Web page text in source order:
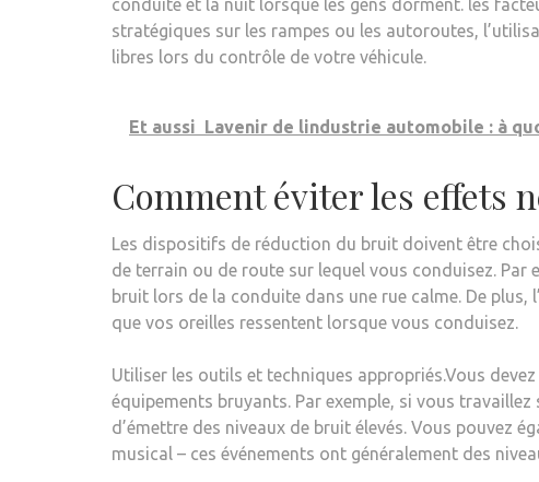
conduite et la nuit lorsque les gens dorment. les
stratégiques sur les rampes ou les autoroutes,
libres lors du contrôle de votre véhicule.
Et aussi Lavenir de lindustrie automobile : à
Comment éviter les effets
Les dispositifs de réduction du bruit doivent être
de terrain ou de route sur lequel vous conduisez.
bruit lors de la conduite dans une rue calme. De
que vos oreilles ressentent lorsque vous conduisez.
Utiliser les outils et techniques appropriés.Vous
équipements bruyants. Par exemple, si vous
d’émettre des niveaux de bruit élevés. Vous pouvez
musical – ces événements ont généralement des